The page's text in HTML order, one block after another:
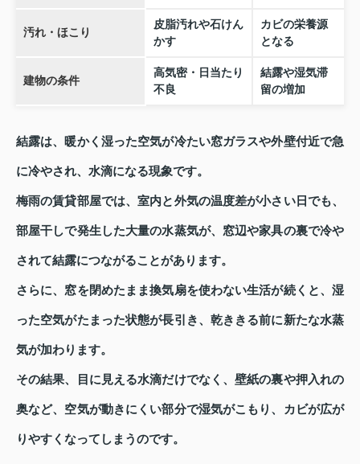
汚れ・ほこり
皮脂汚れや石けん
かす
カビの栄養源
となる
建物の条件
高気密・日当たり
不良
結露や湿気滞
留の増加
結露は、暖かく湿った空気が冷たい窓ガラスや外壁付近で急
に冷やされ、水滴になる現象です。
梅雨の賃貸部屋では、室内と外気の温度差が小さい日でも、
部屋干しで発生した大量の水蒸気が、窓辺や家具の裏で冷や
されて結露につながることがあります。
さらに、窓を閉めたまま換気扇を使わない生活が続くと、湿
った空気がたまった状態が長引き、乾ききる前に新たな水蒸
気が加わります。
その結果、目に見える水滴だけでなく、壁紙の裏や押入れの
奥など、空気が動きにくい部分で湿気がこもり、カビが広が
りやすくなってしまうのです。